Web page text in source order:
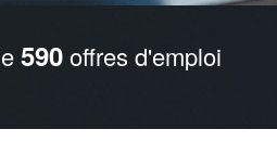
590offres d'emploi